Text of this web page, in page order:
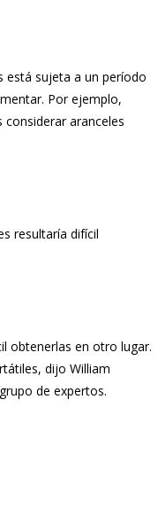
está sujeta a un período
Por ejemplo,
aranceles
resultaría difícil
obtenerlas en otro lugar.
dijo William
de expertos.